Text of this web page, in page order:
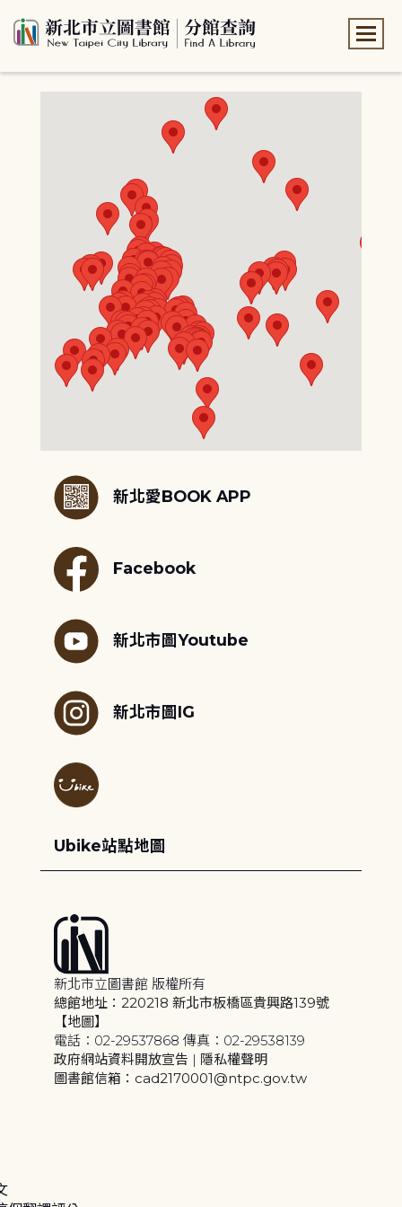
新北愛BOOK APP
Facebook
新北市圖Youtube
新北市圖IG
Ubike站點地圖
新北市立圖書館 版權所有
總館地址：220218 新北市板橋區貴興路139號
【地圖】
電話：02-29537868 傳真：02-29538139
政府網站資料開放宣告 | 隱私權聲明
圖書館信箱：cad2170001@ntpc.gov.tw